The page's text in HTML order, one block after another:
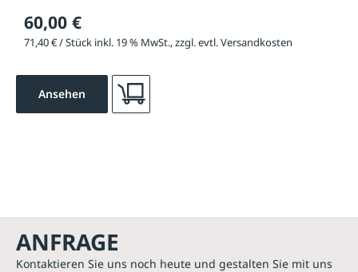
60,00 €
71,40 € / Stück inkl. 19 % MwSt., zzgl. evtl. Versandkosten
Ansehen
ANFRAGE
Kontaktieren Sie uns noch heute und gestalten Sie mit uns